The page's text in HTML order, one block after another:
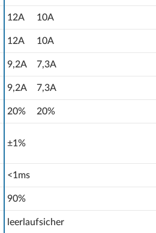
12A 10A
12A 10A
9,2A 7,3A
9,2A 7,3A
20% 20%
±1%
<1ms
90%
leerlaufsicher